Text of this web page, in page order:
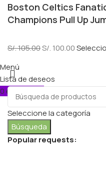
Boston Celtics
Champions Pull Up
S/.105.00S/. 100.00
Seleccione la categoría
Búsqueda
Popular requests:
Menú
Lista de deseos
0 elementos